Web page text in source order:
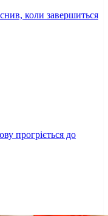
коли завершиться
прогріється до